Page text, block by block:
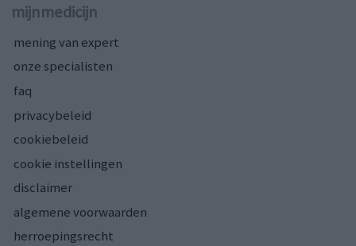
mijnmedicijn
mening van expert
onze specialisten
faq
privacybeleid
cookiebeleid
cookie instellingen
disclaimer
algemene voorwaarden
herroepingsrecht